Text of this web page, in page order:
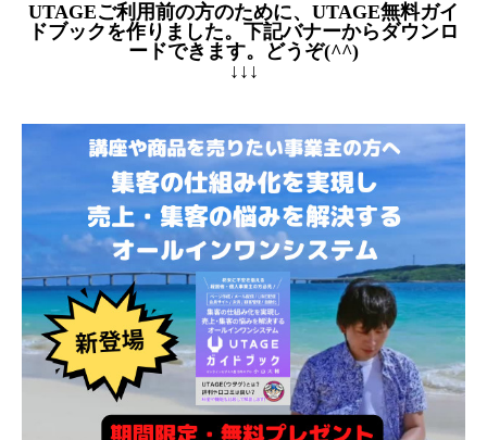
UTAGEご利用前の方のために、UTAGE無料ガイ
ドブックを作りました。下記バナーからダウンロ
ードできます。どうぞ(^^)
↓↓↓